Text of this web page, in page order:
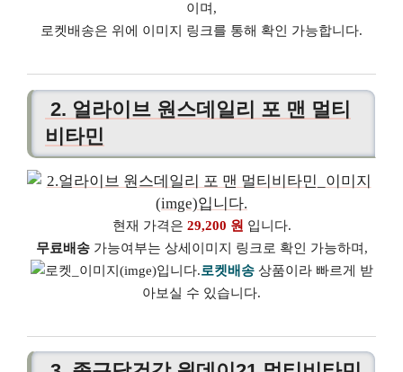
이며,
로켓배송은 위에 이미지 링크를 통해 확인 가능합니다.
2. 얼라이브 원스데일리 포 맨 멀티
비타민
현재 가격은 29,200 원 입니다.
무료배송가능여부는 상세이미지 링크로 확인 가능하며,
로켓배송상품이라 빠르게 받
아보실 수 있습니다.